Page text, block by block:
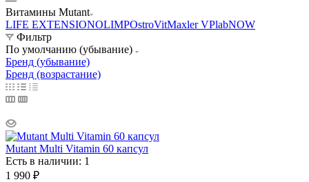
Витамины Mutant
LIFE EXTENSIONOLIMPOstroVitMaxlerVPlabNOW
Фильтр
По умолчанию (убывание)
Бренд (убывание)
Бренд (возрастание)
Mutant Multi Vitamin 60 капсул
Есть в наличии: 1
1 990 ₽